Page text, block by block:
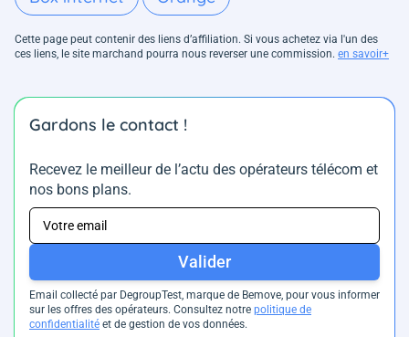
Cette page peut contenir des liens d’affiliation. Si vous achetez via l'un des
ces liens, le site marchand pourra nous reverser une commission. en savoir+
Gardons le contact !
Recevez le meilleur de l’actu des opérateurs télécom et
nos bons plans.
Valider
Email collecté par DegroupTest, marque de Bemove, pour vous informer
sur les offres des opérateurs. Consultez notre politique de
confidentialité et de gestion de vos données.